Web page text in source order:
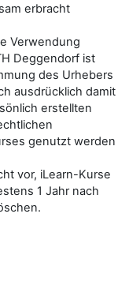
erbracht
Verwendung
Deggendorf ist
des Urhebers
ausdrücklich damit
erstellten
genutzt werden
vor, iLearn-Kurse
1 Jahr nach